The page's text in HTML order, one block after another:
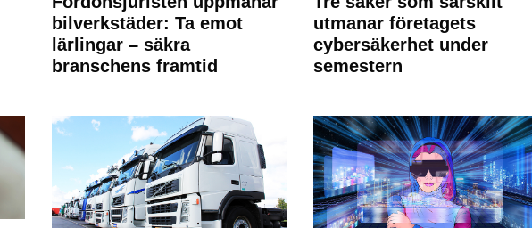
bilverkstäder: Ta emot
lärlingar – säkra
branschens framtid
utmanar företagets
cybersäkerhet under
semestern